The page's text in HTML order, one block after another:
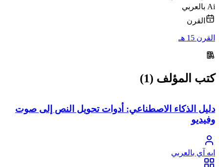
Ai بالعربي
القرن
القرن 15 هـ
كتب المؤلف (1)
دليل الذكاء الاصطناعي: أدوات تحويل النص إلى صوت
وفيديو
ايه آي بالعربي